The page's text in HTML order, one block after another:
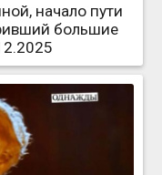
начало пути
большие